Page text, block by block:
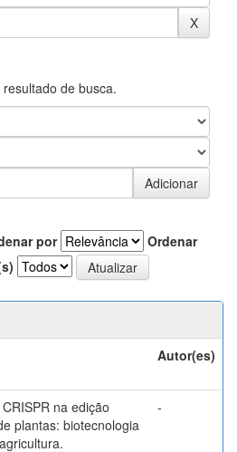
de busca.
por
Ordenar
Autor(es)
na edição
plantas: biotecnologia
-